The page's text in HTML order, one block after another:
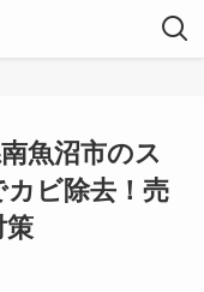
魚沼市のス
ビ除去！売
策